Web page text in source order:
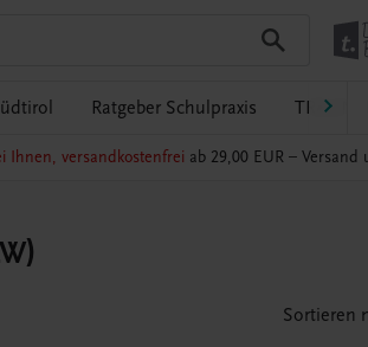
Ratgeber Schulpraxis
Ihnen, versandkostenfrei ab 29,00 EUR – Versand
Sortieren